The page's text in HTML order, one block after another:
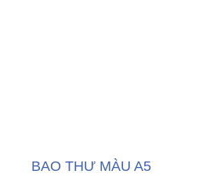
BAO THƯ MÀU A5